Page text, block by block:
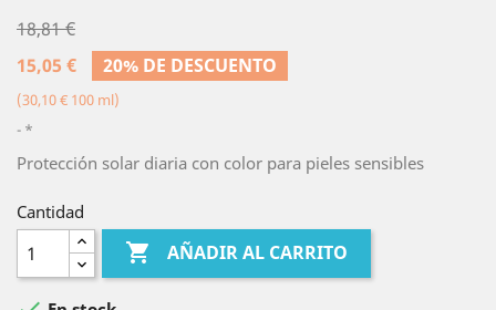
18,81 €
15,05 €
20% DE DESCUENTO
(30,10 € 100 ml)
*
Protección solar diaria con color para pieles sensibles
Cantidad
 AÑADIR AL CARRITO